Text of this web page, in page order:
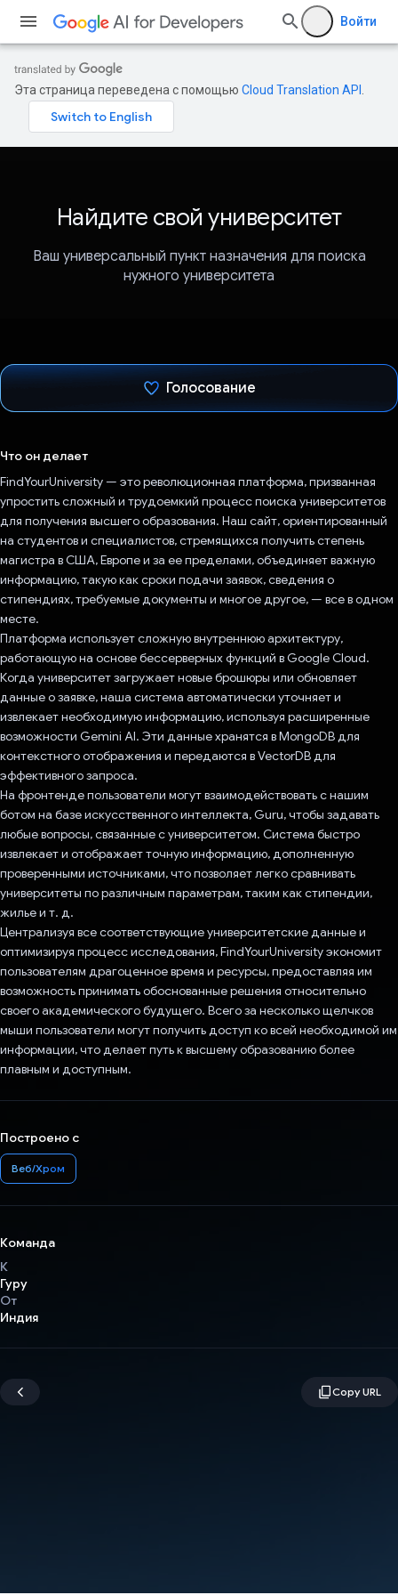
Войти
Эта страница переведена с помощью Cloud Translation API
Найдите свой университет
Ваш универсальный пункт назначения для поиска
нужного университета
Голосование
Что он делает
FindYourUniversity — это революционная платформа, призванная
упростить сложный и трудоемкий процесс поиска университетов
для получения высшего образования. Наш сайт, ориентированный
на студентов и специалистов, стремящихся получить степень
магистра в США, Европе и за ее пределами, объединяет важную
информацию, такую ​​как сроки подачи заявок, сведения о
стипендиях, требуемые документы и многое другое, — все в одном
месте.
Платформа использует сложную внутреннюю архитектуру,
работающую на основе бессерверных функций в Google Cloud.
Когда университет загружает новые брошюры или обновляет
данные о заявке, наша система автоматически уточняет и
извлекает необходимую информацию, используя расширенные
возможности Gemini AI. Эти данные хранятся в MongoDB для
контекстного отображения и передаются в VectorDB для
эффективного запроса.
На фронтенде пользователи могут взаимодействовать с нашим
ботом на базе искусственного интеллекта, Guru, чтобы задавать
любые вопросы, связанные с университетом. Система быстро
извлекает и отображает точную информацию, дополненную
проверенными источниками, что позволяет легко сравнивать
университеты по различным параметрам, таким как стипендии,
жилье и т. д.
Централизуя все соответствующие университетские данные и
оптимизируя процесс исследования, FindYourUniversity экономит
пользователям драгоценное время и ресурсы, предоставляя им
возможность принимать обоснованные решения относительно
своего академического будущего. Всего за несколько щелчков
мыши пользователи могут получить доступ ко всей необходимой им
информации, что делает путь к высшему образованию более
плавным и доступным.
Построено с
Веб/Хром
Команда
К
Гуру
От
Индия